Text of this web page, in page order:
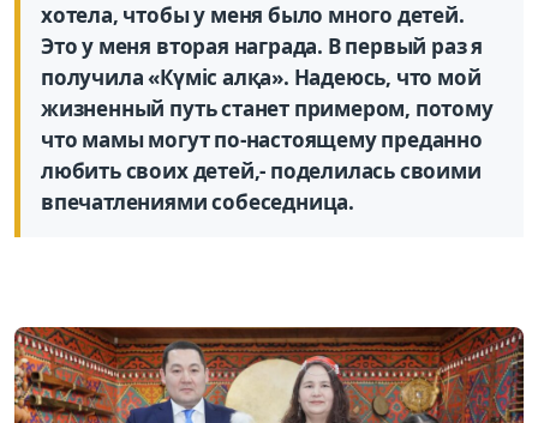
хотела, чтобы у меня было много детей.
Это у меня вторая награда. В первый раз я
получила «Күміс алқа». Надеюсь, что мой
жизненный путь станет примером, потому
что мамы могут по-настоящему преданно
любить своих детей,- поделилась своими
впечатлениями собеседница.